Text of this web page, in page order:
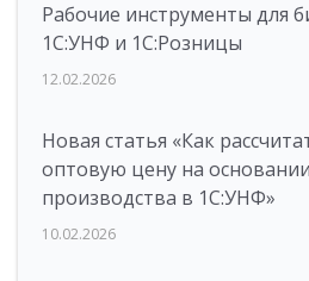
Рабочие инструменты для
1С:УНФ и 1С:Розницы
12.02.2026
Новая статья «Как
оптовую цену на
производства в 1С:УНФ»
10.02.2026